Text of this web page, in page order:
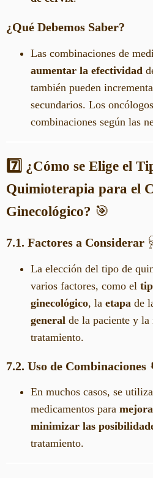
¿Qué Debemos Saber?
Las combinaciones de
aumentar la efectividad
también pueden
secundarios. Los
combinaciones según las
7️⃣ ¿Cómo se Elige el
Quimioterapia para el
Ginecológico? 🎯
7.1. Factores a Considerar
La elección del tipo de
varios factores, como el
ginecológico, la etapa de
general de la paciente y la
tratamiento.
7.2. Uso de Combinaciones
En muchos casos, se
medicamentos para
minimizar las
tratamiento.